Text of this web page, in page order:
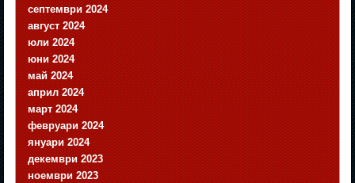
септември 2024
август 2024
юли 2024
юни 2024
май 2024
април 2024
март 2024
февруари 2024
януари 2024
декември 2023
ноември 2023